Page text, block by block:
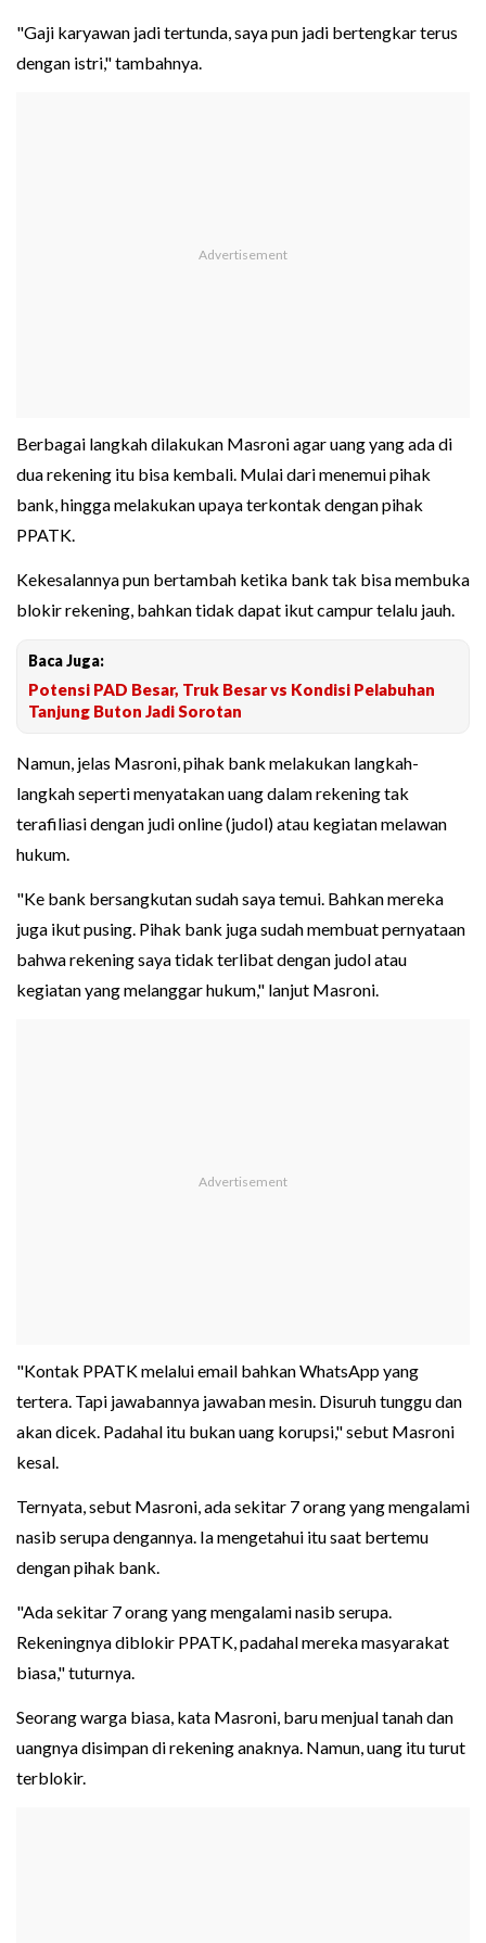
"Gaji karyawan jadi tertunda, saya pun jadi bertengkar terus
dengan istri," tambahnya.
Berbagai langkah dilakukan Masroni agar uang yang ada di
dua rekening itu bisa kembali. Mulai dari menemui pihak
bank, hingga melakukan upaya terkontak dengan pihak
PPATK.
Kekesalannya pun bertambah ketika bank tak bisa membuka
blokir rekening, bahkan tidak dapat ikut campur telalu jauh.
Baca Juga:
Potensi PAD Besar, Truk Besar vs Kondisi Pelabuhan
Tanjung Buton Jadi Sorotan
Namun, jelas Masroni, pihak bank melakukan langkah-
langkah seperti menyatakan uang dalam rekening tak
terafiliasi dengan judi online (judol) atau kegiatan melawan
hukum.
"Ke bank bersangkutan sudah saya temui. Bahkan mereka
juga ikut pusing. Pihak bank juga sudah membuat pernyataan
bahwa rekening saya tidak terlibat dengan judol atau
kegiatan yang melanggar hukum," lanjut Masroni.
"Kontak PPATK melalui email bahkan WhatsApp yang
tertera. Tapi jawabannya jawaban mesin. Disuruh tunggu dan
akan dicek. Padahal itu bukan uang korupsi," sebut Masroni
kesal.
Ternyata, sebut Masroni, ada sekitar 7 orang yang mengalami
nasib serupa dengannya. Ia mengetahui itu saat bertemu
dengan pihak bank.
"Ada sekitar 7 orang yang mengalami nasib serupa.
Rekeningnya diblokir PPATK, padahal mereka masyarakat
biasa," tuturnya.
Seorang warga biasa, kata Masroni, baru menjual tanah dan
uangnya disimpan di rekening anaknya. Namun, uang itu turut
terblokir.